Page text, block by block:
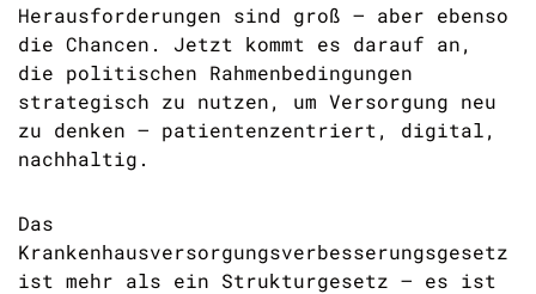
Herausforderungen sind groß – aber ebenso
die Chancen. Jetzt kommt es darauf an,
die politischen Rahmenbedingungen
strategisch zu nutzen, um Versorgung neu
zu denken – patientenzentriert, digital,
nachhaltig.
Das
Krankenhausversorgungsverbesserungsgesetz
ist mehr als ein Strukturgesetz – es ist